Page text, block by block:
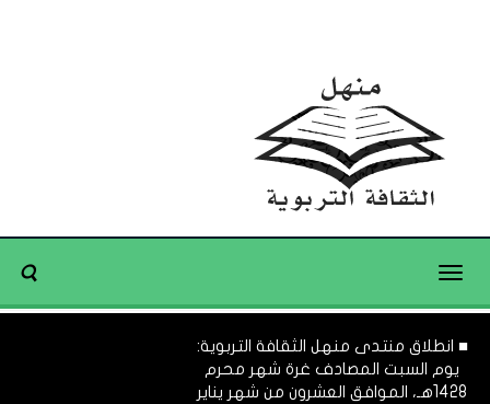
Toggle
■ انطلاق منتدى منهل الثقافة التربوية:
يوم السبت المصادف غرة شهر محرم
1428هـ، الموافق العشرون من شهر يناير